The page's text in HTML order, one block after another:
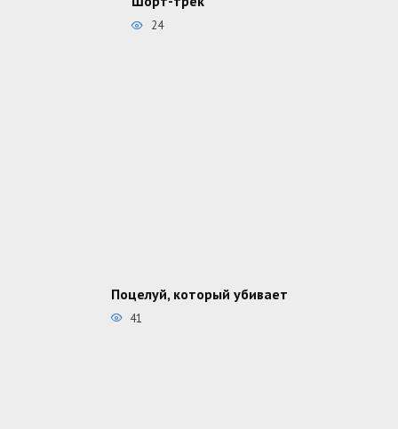
24
Поцелуй, который убивает
41